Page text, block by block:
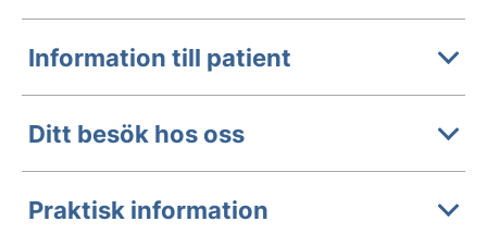
Information till patient
Ditt besök hos oss
Praktisk information